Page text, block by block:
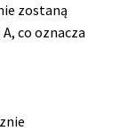
zostaną
co oznacza